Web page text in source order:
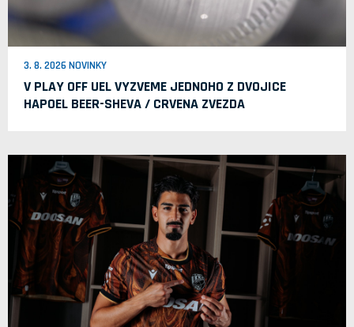
3. 8. 2026 NOVINKY
V PLAY OFF UEL VYZVEME JEDNOHO Z DVOJICE
HAPOEL BEER-SHEVA / CRVENA ZVEZDA